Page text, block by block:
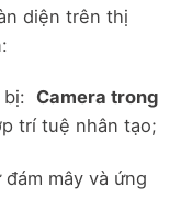
diện trên thị
bị: Camera trong
trí tuệ nhân tạo;
mây và ứng